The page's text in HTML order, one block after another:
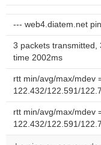
--- web4.diatem.net
3 packets transmitted,
time 2002ms
rtt min/avg/max/mdev
122.432/122.591/
rtt min/avg/max/mdev
122.432/122.591/